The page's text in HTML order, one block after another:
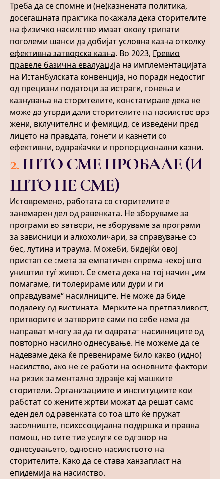
Треба да се спомне и (не)казнената политика,
досегашната практика покажала дека сторителите
на физичко насилство имаатоколу трипати
поголеми шанси да добијат условна казна отколку
ефективна затворска казна. Во 2023, Гревио
правеле базична евалуација на имплементацијата
на Истанбулската конвенција, но поради недостиг
од прецизни податоци за истраги, гонења и
казнувања на сторителите, констатирале дека не
може да утврди дали сторителите на насилство врз
жени, вклучително и фемицид, се изведени пред
лицето на правдата, гонети и казнети со
ефективни, одвраќачки и пропорционални казни.
2.ШТО СМЕ ПРОБАЛЕ (И
ШТО НЕ СМЕ)
Истовремено, работата со сторителите е
занемарен дел од равенката. Не зборуваме за
програми во затвори, не зборуваме за програми
за зависници и алкохоличари, за справување со
бес, лутина и траума. Можеби, бидејќи овој
пристап се смета за емпатичен спрема некој што
уништил туѓ живот. Се смета дека на тој начин „им
помагаме, ги толерираме или дури и ги
оправдуваме“ насилниците. Не може да биде
подалеку од вистината. Мерките на претпазливост,
притворите и затворите сами по себе нема да
направат многу за да ги одвратат насилниците од
повторно насилно однесување. Не можеме да се
надеваме дека ќе превенираме било какво (идно)
насилство, ако не се работи на основните фактори
на ризик за ментално здравје кај машките
сторители. Организациите и институциите кои
работат со жените жртви можат да решат само
еден дел од равенката со тоа што ќе пружат
засолниште, психосоцијална поддршка и правна
помош, но сите тие услуги се одговор на
однесувањето, односно насилството на
сторителите. Како да се става ханзапласт на
епидемија на насилство.